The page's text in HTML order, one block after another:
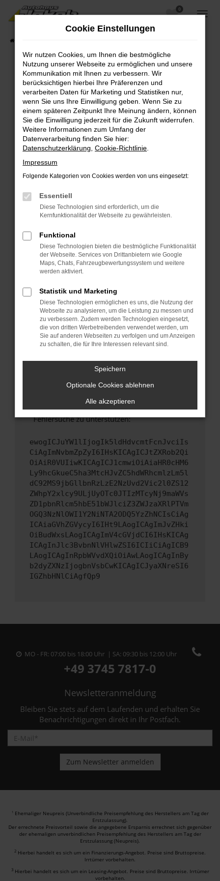
Zum
Hauptinhalt
0
Fehler: Network Error
Beim Laden ist ein Fehler aufgetreten.
Hier sind ein paar Tipps, die dir helfen können:
Überprüfe deine Firewall und deine
Internetverbindung.
Laden andere Webseiten, zum Beispiel deine
Suchmaschine?
Prüfe deine Browsererweiterungen.
Manche Erweiterungen, wie Werbeblocker,
können das Laden bestimmter Seiten
verhindern. Funktioniert die Seite in einem
Fenster?
Starte dein Gerät neu.
Das kann manchmal helfen, vorübergehende
Probleme zu beheben.
Betriebssystem auf dem neuesten Stand
sind.
Veraltete Software birgt nicht nur ein
Sicherheitsrisiko, sondern kann auch dazu
führen, dass bestimmte Funktionen nicht mehr
unterstützt werden.
Wende dich an den Webseitenbetreiber.
Wenn du alle oben genannten Schritte versucht
hast, kontaktiere uns bitte. Wir werden
versuchen, das Problem zu beheben. Du kannst
uns diesen Text schicken, um uns bei der
Fehlersuche zu unterstützen:
ewogICJuYW1lIjogIk5ldHdvcmtFcnJvciIs
CiAgImNvbmZpZyI6IHsKICAgICJtZXRob2Qi
OiAiR0VUIiwKICAgICJ1cmwiOiAiaHR0cHM6
Ly9hcGkueC5ha3MtcHJvZC5hdWRhcmlzLm5l
dC92MS9jbGllbnRzLzE2NzUvd2Vic2l0ZS12
ZWhpY2xlcy9ULjUyOTc0JTIzMTcyNj9maWVs
ZD1pbnRlcm5hbE51bWJlciZ3ZWJzaXRlPTVm
OGQ3NzNlOWI1Y2NiNTA2ODQ5YzZhNCIsCiAg
ICAiaGVhZGVycyI6IHt9LAogICAgImJvZHki
OiBudWxsLAogICAgImV4cGVjdCI6IHsKICAg
ICAgInJlc3BvbnNlVHlwZSI6ICIiCiAgICB9
LAogICAgInRpbWVvdXQiOiAwLAogICAgInBy
b2dyZXNzIjogbnVsbCwKICAgICJyaXNreSI6
IGZhbHNlCiAgfQp9
MO - FR: 07:00 bis 18:00 Uhr | SA: 09:30 bis 12:00 Uhr
+49 3745 7817-0
Newsletteranmeldung
Bleiben Sie stets auf dem Laufenden und erhalten Sie
Benachrichtigungen direkt in Ihr Postfach.
1 Ehemaliger Neupreis (Unverbindliche Preisempfehlung des Herstellers am Tag der
Erstzulassung).
Der errechnete Preisvorteil sowie die angegebene Ersparnis errechnet sich gegenüber
der ehemaligen unverbindlichen Preisempfehlung des Herstellers am Tag der
Erstzulassung (Neupreis).
2 Hierbei handelt es sich um ein Finanzierungs-Angebot. Preise sind Bruttopreise.
Irrtümer vorbehalten.
3 Hierbei handelt es sich um ein Leasing-Angebot. Preise sind Bruttopreise. Irrtümer
vorbehalten.
Cookie Einstellungen
Wir nutzen Cookies, um Ihnen die bestmögliche
Nutzung unserer Webseite zu ermöglichen und unsere
Kommunikation mit Ihnen zu verbessern. Wir
berücksichtigen hierbei Ihre Präferenzen und
verarbeiten Daten für Marketing und Statistiken nur,
wenn Sie uns Ihre Einwilligung geben. Wenn Sie zu
einem späteren Zeitpunkt Ihre Meinung ändern, können
Sie die Einwilligung jederzeit für die Zukunft widerrufen.
Weitere Informationen zum Umfang der
Datenverarbeitung finden Sie hier:
Datenschutzerklärung Cookie-Richtlinie
Impressum
Folgende Kategorien von Cookies werden von uns eingesetzt:
Essentiell
Diese Technologien sind erforderlich, um die
Kernfunktionalität der Webseite zu gewährleisten.
Funktional
Diese Technologien bieten die bestmögliche Funktionalität
der Webseite. Services von Drittanbietern wie Google
Maps, Chats, Fahrzeugbewertungssystem und weitere
werden aktiviert.
Statistik und Marketing
Diese Technologien ermöglichen es uns, die Nutzung der
Webseite zu analysieren, um die Leistung zu messen und
zu verbessern. Zudem werden Technologien eingesetzt,
die von dritten Werbetreibenden verwendet werden, um
Sie auf anderen Webseiten zu verfolgen und um Anzeigen
zu schalten, die für Ihre Interessen relevant sind.
Speichern
Optionale Cookies ablehnen
Alle akzeptieren